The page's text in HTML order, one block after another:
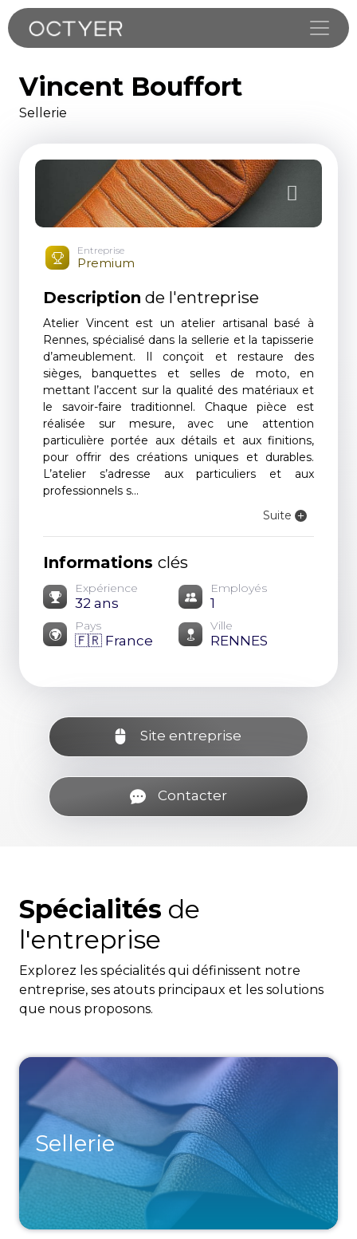
Vincent Bouffort
Sellerie
Entreprise
Premium
Description de l'entreprise
Atelier Vincent est un atelier artisanal basé à
Rennes, spécialisé dans la sellerie et la tapisserie
d’ameublement. Il conçoit et restaure des
sièges, banquettes et selles de moto, en
mettant l’accent sur la qualité des matériaux et
le savoir-faire traditionnel. Chaque pièce est
réalisée sur mesure, avec une attention
particulière portée aux détails et aux finitions,
pour offrir des créations uniques et durables.
L’atelier s’adresse aux particuliers et aux
professionnels s...
Suite
Informations clés
Expérience
32 ans
Employés
1
Pays
🇫🇷 France
Ville
RENNES
Site entreprise
Contacter
Spécialités de
l'entreprise
Explorez les spécialités qui définissent notre
entreprise, ses atouts principaux et les solutions
que nous proposons.
Sellerie